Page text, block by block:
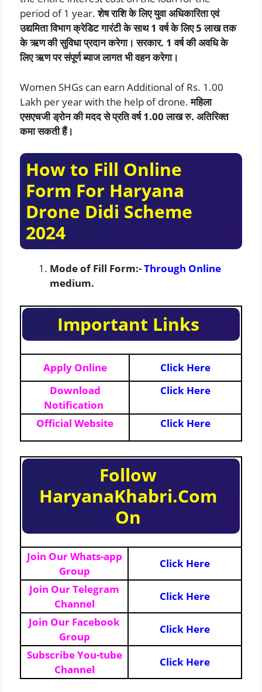
period of 1 year.शेष राशि के लिए युवा अधिकारिता एवं
उद्यमिता विभाग क्रेडिट गारंटी के साथ 1 वर्ष के लिए 5 लाख तक
के ऋण की सुविधा प्रदान करेगा। सरकार. 1 वर्ष की अवधि के
लिए ऋण पर संपूर्ण ब्याज लागत भी वहन करेगा।
Women SHGs can earn Additional of Rs. 1.00
Lakh per year with the help of drone.महिला
एसएचजी ड्रोन की मदद से प्रति वर्ष 1.00 लाख रु. अतिरिक्त
कमा सकती हैं।
How to Fill Online
Form For Haryana
Drone Didi Scheme
2024
Mode of Fill Form:-Through Online
medium.
Important Links
Apply Online
Click Here
Download
Notification
Click Here
Official Website Click Here
Follow
HaryanaKhabri.Com
On
Join Our Whats-app
Group
Click Here
Join Our Telegram
Channel
Click Here
Join Our Facebook
Group
Click Here
Subscribe You-tube
Channel
Click Here